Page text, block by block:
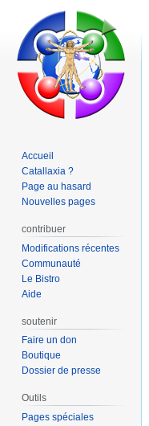
Accueil
Catallaxia ?
Page au hasard
Nouvelles pages
contribuer
Modifications récentes
Communauté
Le Bistro
Aide
soutenir
Faire un don
Boutique
Dossier de presse
Outils
Pages spéciales